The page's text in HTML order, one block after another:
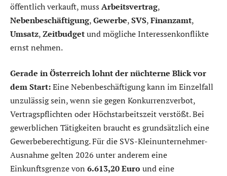
öffentlich verkauft, muss Arbeitsvertrag,
Nebenbeschäftigung,Gewerbe,SVS,Finanzamt,
Umsatz,Zeitbudgetund mögliche Interessenkonflikte
ernst nehmen.
Gerade in Österreich lohnt der nüchterne Blick vor
dem Start:Eine Nebenbeschäftigung kann im Einzelfall
unzulässig sein, wenn sie gegen Konkurrenzverbot,
Vertragspflichten oder Höchstarbeitszeit verstößt. Bei
gewerblichen Tätigkeiten braucht es grundsätzlich eine
Gewerbeberechtigung. Für die SVS-Kleinunternehmer-
Ausnahme gelten 2026 unter anderem eine
Einkunftsgrenze von 6.613,20 Euro und eine